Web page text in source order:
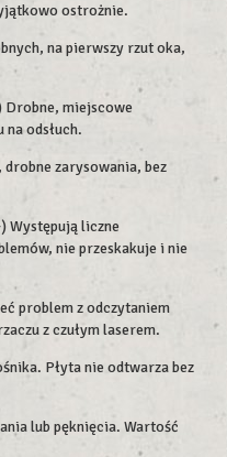
ostrożnie.
na pierwszy rzut oka,
Drobne, miejscowe
odsłuch.
drobne zarysowania, bez
Występują liczne
nie przeskakuje i nie
problem z odczytaniem
z czułym laserem.
Płyta nie odtwarza bez
lub pęknięcia. Wartość